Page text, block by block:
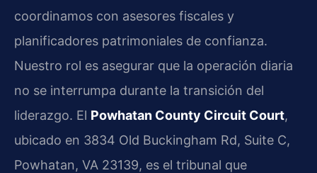
coordinamos con asesores fiscales y
planificadores patrimoniales de confianza.
Nuestro rol es asegurar que la operación diaria
no se interrumpa durante la transición del
liderazgo. El Powhatan County Circuit Court,
ubicado en 3834 Old Buckingham Rd, Suite C,
Powhatan, VA 23139, es el tribunal que